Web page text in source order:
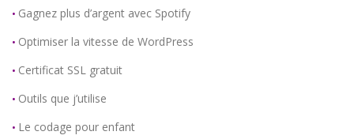
• Gagnez plus d’argent avec Spotify
• Optimiser la vitesse de WordPress
• Certificat SSL gratuit
• Outils que j’utilise
• Le codage pour enfant